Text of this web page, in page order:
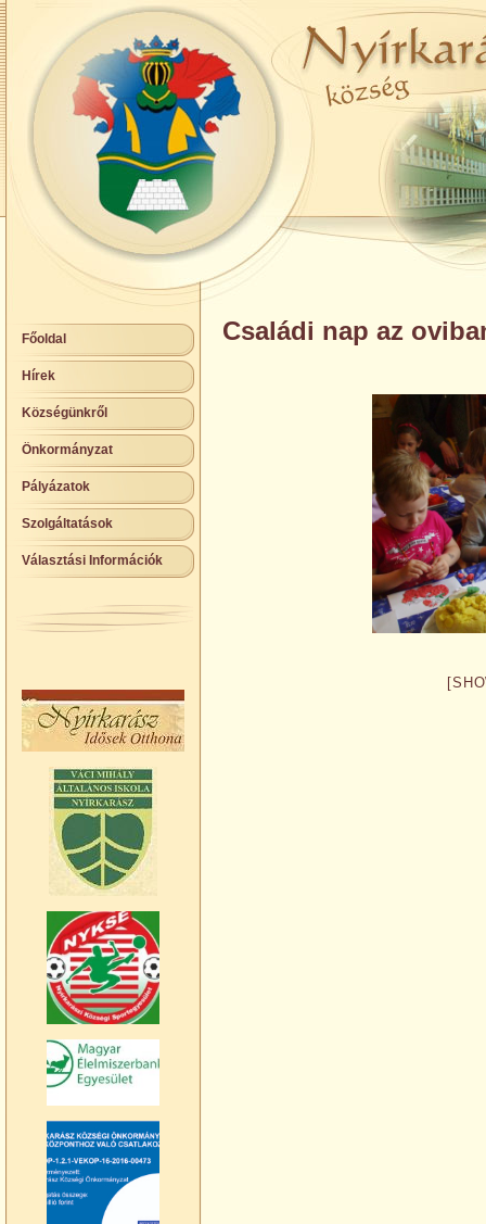
Főoldal
Hírek
Községünkről
Önkormányzat
Pályázatok
Szolgáltatások
Választási Információk
Családi nap az